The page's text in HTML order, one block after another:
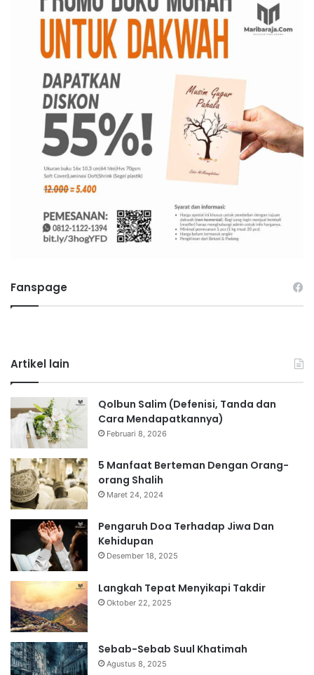
Fanspage
Artikel lain
Qolbun Salim (Defenisi, Tanda dan
Cara Mendapatkannya)
Februari 8, 2026
5 Manfaat Berteman Dengan Orang-
orang Shalih
Maret 24, 2024
Pengaruh Doa Terhadap Jiwa Dan
Kehidupan
Desember 18, 2025
Langkah Tepat Menyikapi Takdir
Oktober 22, 2025
Sebab-Sebab Suul Khatimah
Agustus 8, 2025